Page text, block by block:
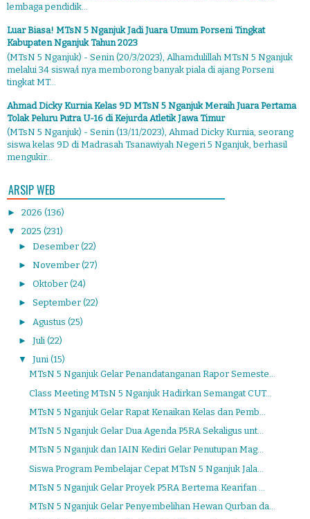
lembaga pendidik...
Luar Biasa! MTsN 5 Nganjuk Jadi Juara Umum Porseni Tingkat
Kabupaten Nganjuk Tahun 2023
(MTsN 5 Nganjuk) - Senin (20/3/2023), Alhamdulillah MTsN 5 Nganjuk
melalui 34 siswa/i nya memborong banyak piala di ajang Porseni
tingkat MT...
Ahmad Dicky Kurnia Kelas 9D MTsN 5 Nganjuk Meraih Juara Pertama
Tolak Peluru Putra U-16 di Kejurda Atletik Jawa Timur
(MTsN 5 Nganjuk) - Senin (13/11/2023), Ahmad Dicky Kurnia, seorang
siswa kelas 9D di Madrasah Tsanawiyah Negeri 5 Nganjuk, berhasil
mengukir...
ARSIP WEB
► 2026 (136)
▼ 2025 (231)
► Desember (22)
► November (27)
► Oktober (24)
► September (22)
► Agustus (25)
► Juli (22)
▼ Juni (15)
MTsN 5 Nganjuk Gelar Penandatanganan Rapor Semeste...
Class Meeting MTsN 5 Nganjuk Hadirkan Semangat CUT...
MTsN 5 Nganjuk Gelar Rapat Kenaikan Kelas dan Pemb...
MTsN 5 Nganjuk Gelar Dua Agenda P5RA Sekaligus unt...
MTsN 5 Nganjuk dan IAIN Kediri Gelar Penutupan Mag...
Siswa Program Pembelajar Cepat MTsN 5 Nganjuk Jala...
MTsN 5 Nganjuk Gelar Proyek P5RA Bertema Kearifan ...
MTsN 5 Nganjuk Gelar Penyembelihan Hewan Qurban da...